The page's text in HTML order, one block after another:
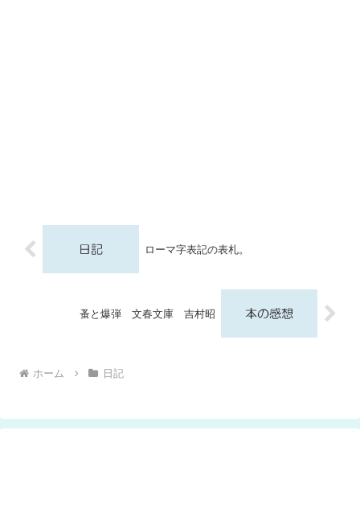
ローマ字表記の表札。
蚤と爆弾 文春文庫 吉村昭
ホーム 日記